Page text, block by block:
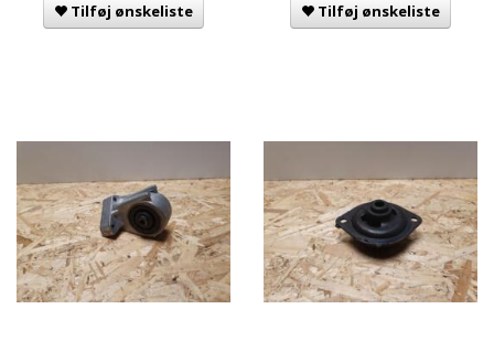
Tilføj ønskeliste
Tilføj ønskeliste